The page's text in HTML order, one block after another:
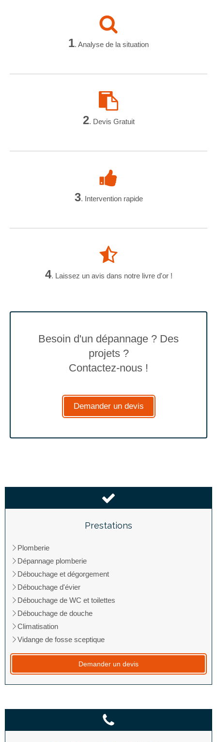
1. Analyse de la situation
2. Devis Gratuit
3. Intervention rapide
4. Laissez un avis dans notre livre d'or !
Besoin d'un dépannage ? Des
projets ?
Contactez-nous !
Demander un devis
Prestations
Plomberie
Dépannage plomberie
Débouchage et dégorgement
Débouchage d'évier
Débouchage de WC et toilettes
Débouchage de douche
Climatisation
Vidange de fosse sceptique
Demander un devis